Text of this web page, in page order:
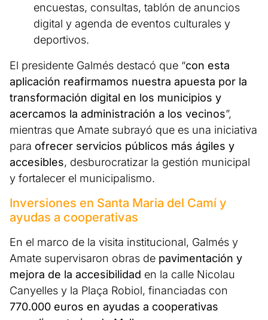
encuestas, consultas, tablón de anuncios
digital y agenda de eventos culturales y
deportivos.
El presidente Galmés destacó que “con esta
aplicación reafirmamos nuestra apuesta por la
transformación digital en los municipios y
acercamos la administración a los vecinos”,
mientras que Amate subrayó que es una iniciativa
para ofrecer servicios públicos más ágiles y
accesibles, desburocratizar la gestión municipal
y fortalecer el municipalismo.
Inversiones en Santa Maria del Camí y
ayudas a cooperativas
En el marco de la visita institucional, Galmés y
Amate supervisaron obras de pavimentación y
mejora de la accesibilidad en la calle Nicolau
Canyelles y la Plaça Robiol, financiadas con
770.000 euros en ayudas a cooperativas